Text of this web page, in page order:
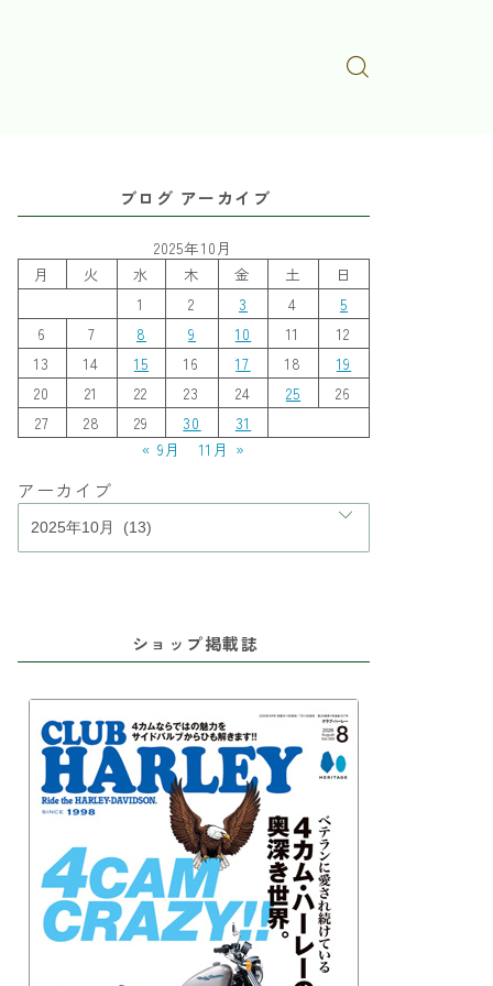
ブログ アーカイブ
2025年10月
月
火 水 木 金 土
日
1
2 3 4
5
6
7 8 9 10 11
12
13
14 15 16 17 18
19
20
21 22 23 24 25
26
27
28 29 30
31
« 9月
11月 »
アーカイブ
ショップ掲載誌